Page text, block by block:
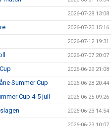
2026-07-28 13:08
2026-07-20 15:16
2026-07-12 19:31
2026-07-07 20:07
2026-06-29 21:08
Summer Cup 2026-06-28 20:44
Cup 4-5 juli 2026-06-25 09:26
2026-06-23 14:54